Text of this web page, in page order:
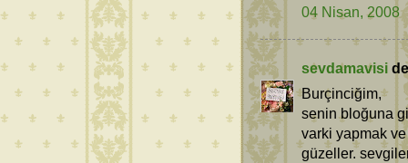
04 Nisan, 2008
sevdamavisi
Burçinciğim,
senin bloğuna
varki yapmak
güzeller.